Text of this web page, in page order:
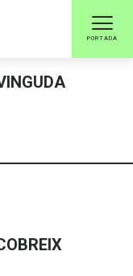
PORTADA
ET DE FLORE
DE